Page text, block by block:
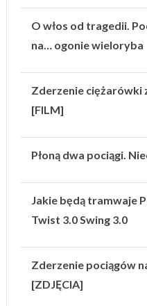
O włos od tragedii.
na… ogonie wieloryba
Zderzenie ciężarówki
[FILM]
Płoną dwa pociągi.
Jakie będą tramwaje
Twist 3.0 Swing 3.0
Zderzenie pociągów
[ZDJĘCIA]